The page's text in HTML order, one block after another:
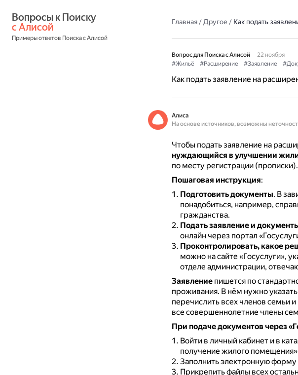
с Алисой
Примеры ответов Поиска с Алисой
Главная/Другое / Как подать
Вопрос для Поиска с Алисой
22 ноября
#Жильё
#Расширение #Заявление
Как подать заявление на
Алиса
На основе источников, возможны
Чтобы подать заявление на
нуждающийся в улучшении
по месту регистрации (прописки).
Пошаговая инструкция:
Подготовить документы. В
понадобиться, например,
гражданства.
Подать заявление и
онлайн через портал
Проконтролировать, какое
можно на сайте «Госуслуги»,
отделе администрации,
Заявлениепишется по
проживания. В нём нужно
перечислить всех членов семьи
все совершеннолетние члены
При подаче документов через
Войти в личный кабинет и в
получение жилого
Заполнить электронную форму
Прикрепить файлы всех